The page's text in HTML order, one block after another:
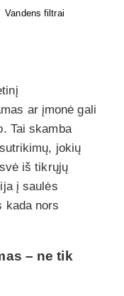
Protingi namai
ar įmonė gali
Tai skamba
jokių
iš tikrųjų
į saulės
kada nors
– ne tik